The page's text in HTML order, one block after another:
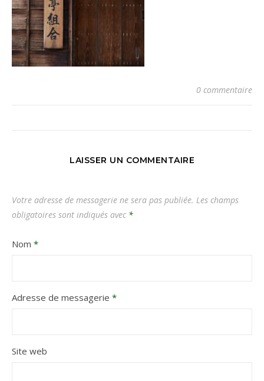
0 commentaire
LAISSER UN COMMENTAIRE
Votre adresse de messagerie ne sera pas publiée. Les champs
obligatoires sont indiqués avec *
Nom *
Adresse de messagerie *
Site web